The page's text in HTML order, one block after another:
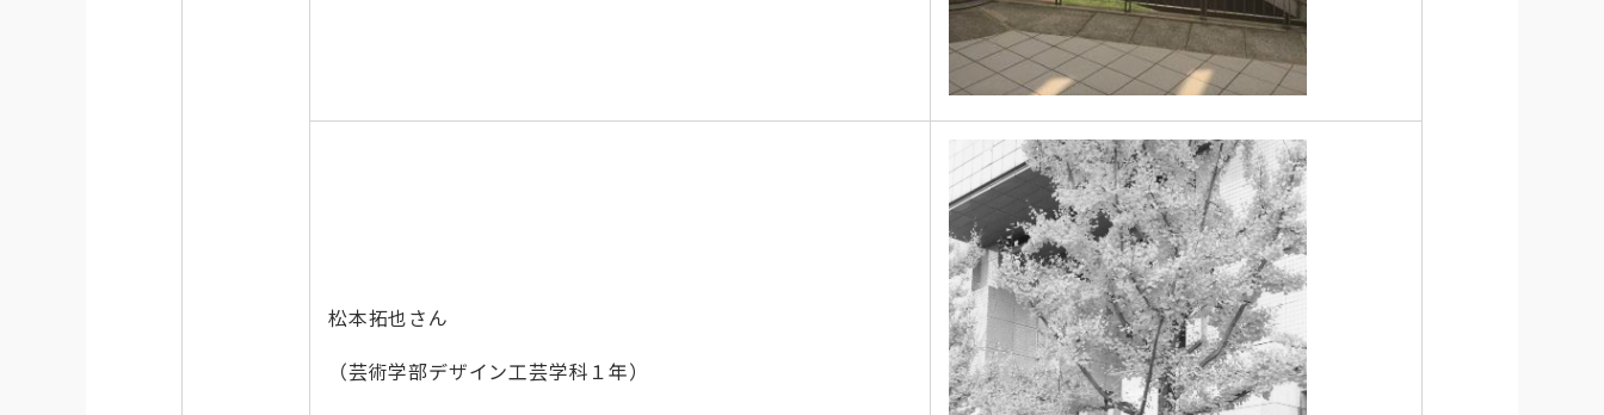
松本拓也さん
（芸術学部デザイン工芸学科１年）